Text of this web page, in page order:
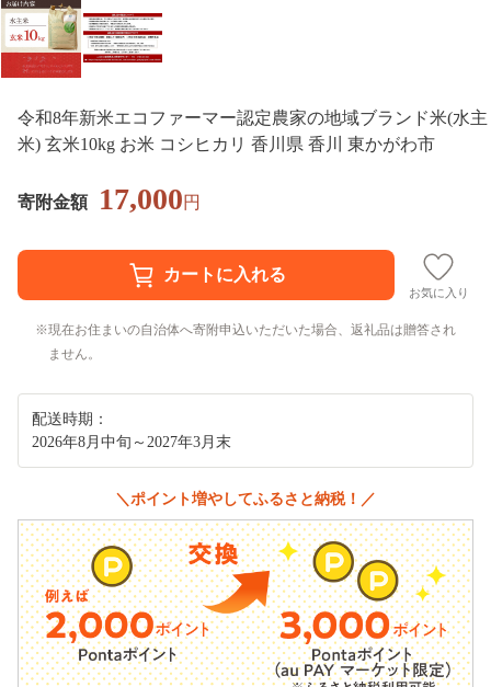
令和8年新米エコファーマー認定農家の地域ブランド米(水主
米) 玄米10kg お米 コシヒカリ 香川県 香川 東かがわ市
寄附金額 17,000円
お気に入り
現在お住まいの自治体へ寄附申込いただいた場合、返礼品は贈答され
ません。
配送時期：
2026年8月中旬～2027年3月末
＼ポイント増やしてふるさと納税！／